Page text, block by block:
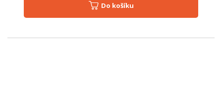
Do košíku